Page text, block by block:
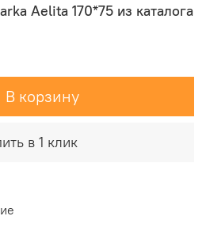
Aelita 170*75 из каталога
В корзину
в 1 клик